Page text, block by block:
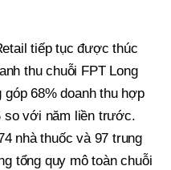
tiếp tục được thúc
thu chuỗi FPT Long
góp 68% doanh thu hợp
so với năm liền trước.
nhà thuốc và 97 trung
tổng quy mô toàn chuỗi